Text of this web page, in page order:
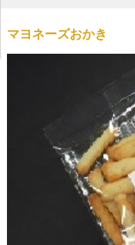
マヨネーズおかき